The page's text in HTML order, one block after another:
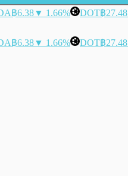
฿6.38▼ 1.66% DOT฿27.48
฿6.38▼ 1.66% DOT฿27.48